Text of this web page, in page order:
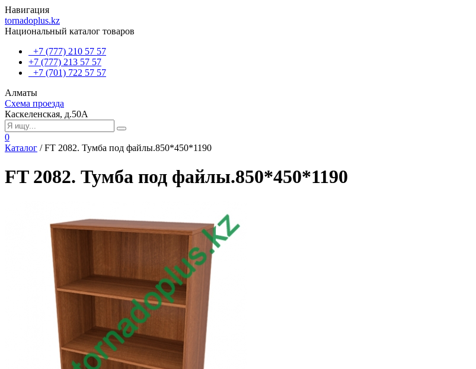
Навигация
tornadoplus.kz
Национальный каталог товаров
+7 (777) 210 57 57
+7 (777) 213 57 57
+7 (701) 722 57 57
Алматы
Схема проезда
Каскеленская, д.50А
0
Каталог /FT 2082. Тумба под файлы.850*450*1190
FT 2082. Тумба под файлы.850*450*1190